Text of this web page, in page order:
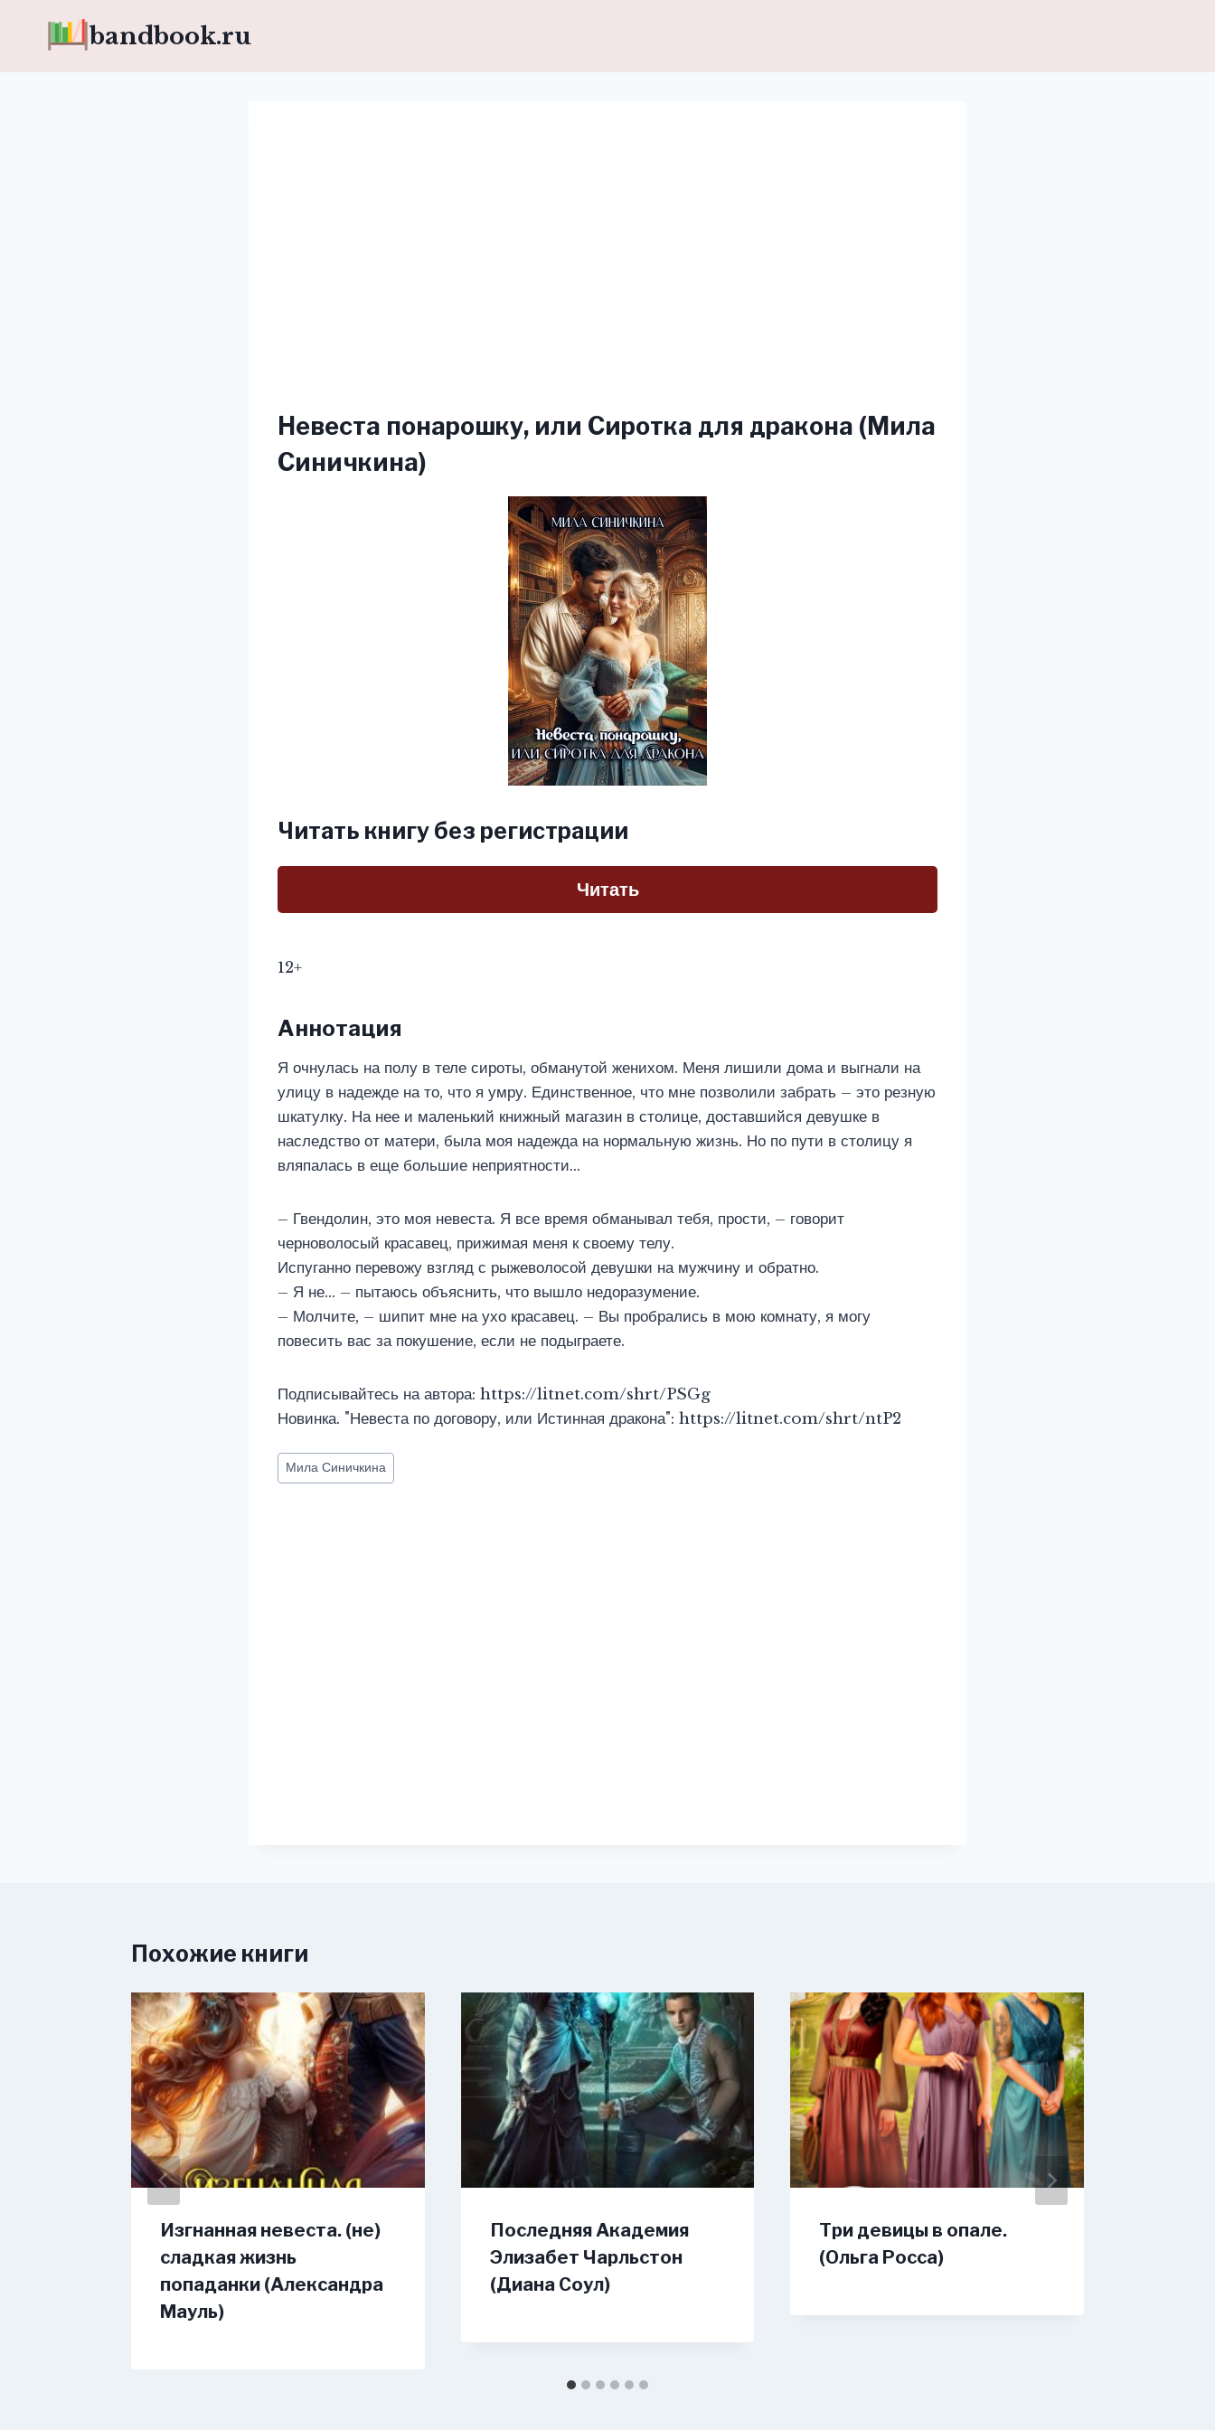
bandbook.ru
Невеста понарошку, или Сиротка для дракона (Мила
Синичкина)
Читать книгу без регистрации
Читать
12+
Аннотация
Я очнулась на полу в теле сироты, обманутой женихом. Меня лишили дома и выгнали на
улицу в надежде на то, что я умру. Единственное, что мне позволили забрать – это резную
шкатулку. На нее и маленький книжный магазин в столице, доставшийся девушке в
наследство от матери, была моя надежда на нормальную жизнь. Но по пути в столицу я
вляпалась в еще большие неприятности…
– Гвендолин, это моя невеста. Я все время обманывал тебя, прости, – говорит
черноволосый красавец, прижимая меня к своему телу.
Испуганно перевожу взгляд с рыжеволосой девушки на мужчину и обратно.
– Я не… – пытаюсь объяснить, что вышло недоразумение.
– Молчите, – шипит мне на ухо красавец. – Вы пробрались в мою комнату, я могу
повесить вас за покушение, если не подыграете.
Подписывайтесь на автора: https://litnet.com/shrt/PSGg
Новинка. "Невеста по договору, или Истинная дракона": https://litnet.com/shrt/ntP2
Метки
записи:
Мила Синичкина
Похожие книги
Изгнанная невеста. (не)
сладкая жизнь
попаданки (Александра
Мауль)
Последняя Академия
Элизабет Чарльстон
(Диана Соул)
Три девицы в опале.
(Ольга Росса)